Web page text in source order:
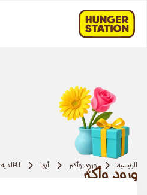
الرئيسية ورود وأكثر أبها الخالدية
ورود وأكثر